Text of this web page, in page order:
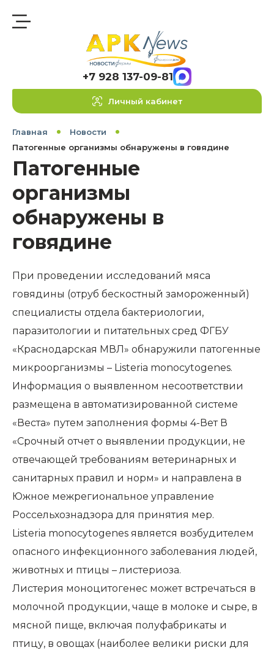
+7 928 137-09-81
Личный кабинет
Главная
Новости
Патогенные организмы обнаружены в говядине
Патогенные
организмы
обнаружены в
говядине
При проведении исследований мяса
говядины (отруб бескостный замороженный)
специалисты отдела бактериологии,
паразитологии и питательных сред ФГБУ
«Краснодарская МВЛ» обнаружили патогенные
микроорганизмы – Listeria monocytogenes.
Информация о выявленном несоответствии
размещена в автоматизированной системе
«Веста» путем заполнения формы 4-Вет В
«Срочный отчет о выявлении продукции, не
отвечающей требованиям ветеринарных и
санитарных правил и норм» и направлена в
Южное межрегиональное управление
Россельхознадзора для принятия мер.
Listeria monocytogenes является возбудителем
опасного инфекционного заболевания людей,
животных и птицы – листериоза.
Листерия моноцитогенес может встречаться в
молочной продукции, чаще в молоке и сыре, в
мясной пище, включая полуфабрикаты и
птицу, в овощах (наиболее велики риски для